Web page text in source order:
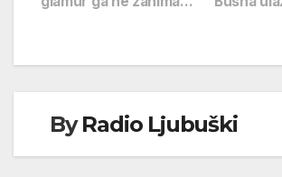
ByRadio Ljubuški